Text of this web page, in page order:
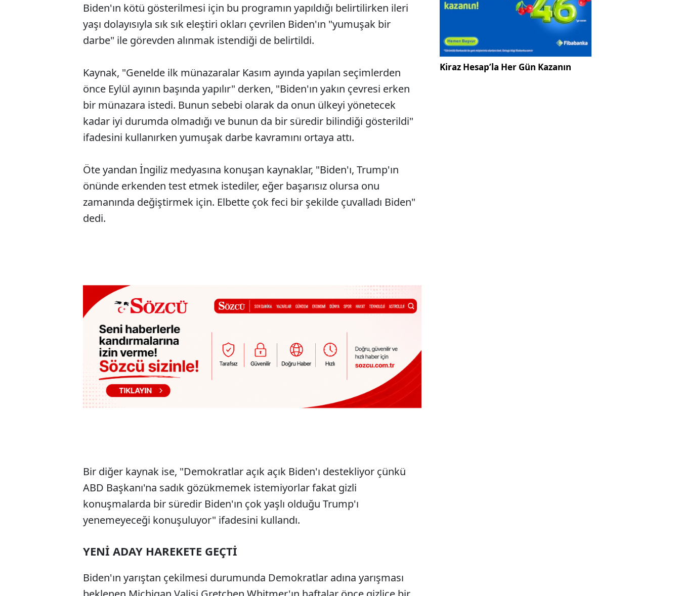
Biden'ın kötü gösterilmesi için bu programın yapıldığı belirtilirken ileri
yaşı dolayısıyla sık sık eleştiri okları çevrilen Biden'ın "yumuşak bir
darbe" ile görevden alınmak istendiği de belirtildi.
Kaynak, "Genelde ilk münazaralar Kasım ayında yapılan seçimlerden
önce Eylül ayının başında yapılır" derken, "Biden'ın yakın çevresi erken
bir münazara istedi. Bunun sebebi olarak da onun ülkeyi yönetecek
kadar iyi durumda olmadığı ve bunun da bir süredir bilindiği gösterildi"
ifadesini kullanırken yumuşak darbe kavramını ortaya attı.
Öte yandan İngiliz medyasına konuşan kaynaklar, "Biden'ı, Trump'ın
önünde erkenden test etmek istediler, eğer başarısız olursa onu
zamanında değiştirmek için. Elbette çok feci bir şekilde çuvalladı Biden"
dedi.
Bir diğer kaynak ise, "Demokratlar açık açık Biden'ı destekliyor çünkü
ABD Başkanı'na sadık gözükmemek istemiyorlar fakat gizli
konuşmalarda bir süredir Biden'ın çok yaşlı olduğu Trump'ı
yenemeyeceği konuşuluyor" ifadesini kullandı.
YENİ ADAY HAREKETE GEÇTİ
Biden'ın yarıştan çekilmesi durumunda Demokratlar adına yarışması
Kiraz Hesap’la Her Gün Kazanın